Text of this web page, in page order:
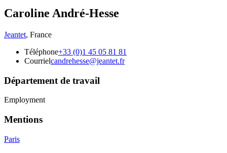
Caroline André-Hesse
Jeantet, France
Téléphone+33 (0)1 45 05 81 81
Courrielcandrehesse@jeantet.fr
Département de travail
Employment
Mentions
Paris